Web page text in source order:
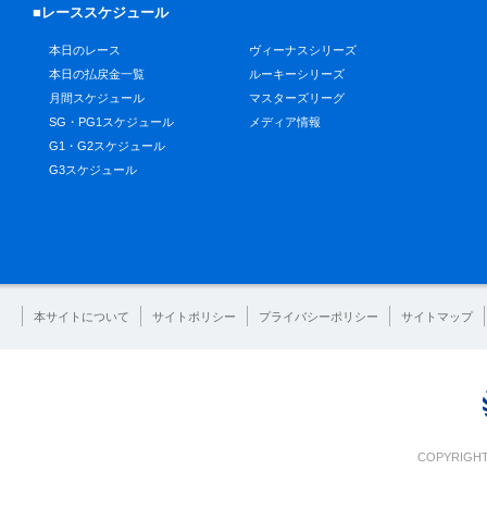
■レーススケジュール
本日のレース
本日の払戻金一覧
月間スケジュール
SG・PG1スケジュール
G1・G2スケジュール
G3スケジュール
ヴィーナスシリーズ
ルーキーシリーズ
マスターズリーグ
メディア情報
本サイトについて サイトポリシー プライバシーポリシー サイトマップ